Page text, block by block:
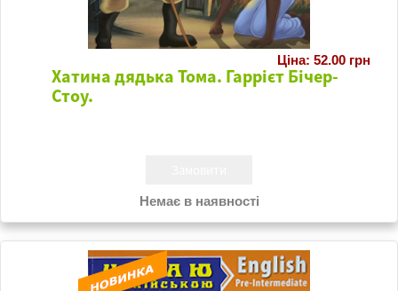
Хатина дядька Тома. Гаррієт Бічер-
Стоу.
Ціна: 52.00 грн
Немає в наявності